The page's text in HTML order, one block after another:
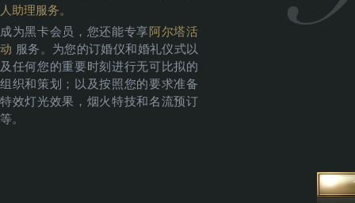
人助理服务。
成为黑卡会员，您还能专享 阿尔塔活
动 服务。为您的订婚仪和婚礼仪式以
及任何您的重要时刻进行无可比拟的
组织和策划；以及按照您的要求准备
特效灯光效果，烟火特技和名流预订
等。